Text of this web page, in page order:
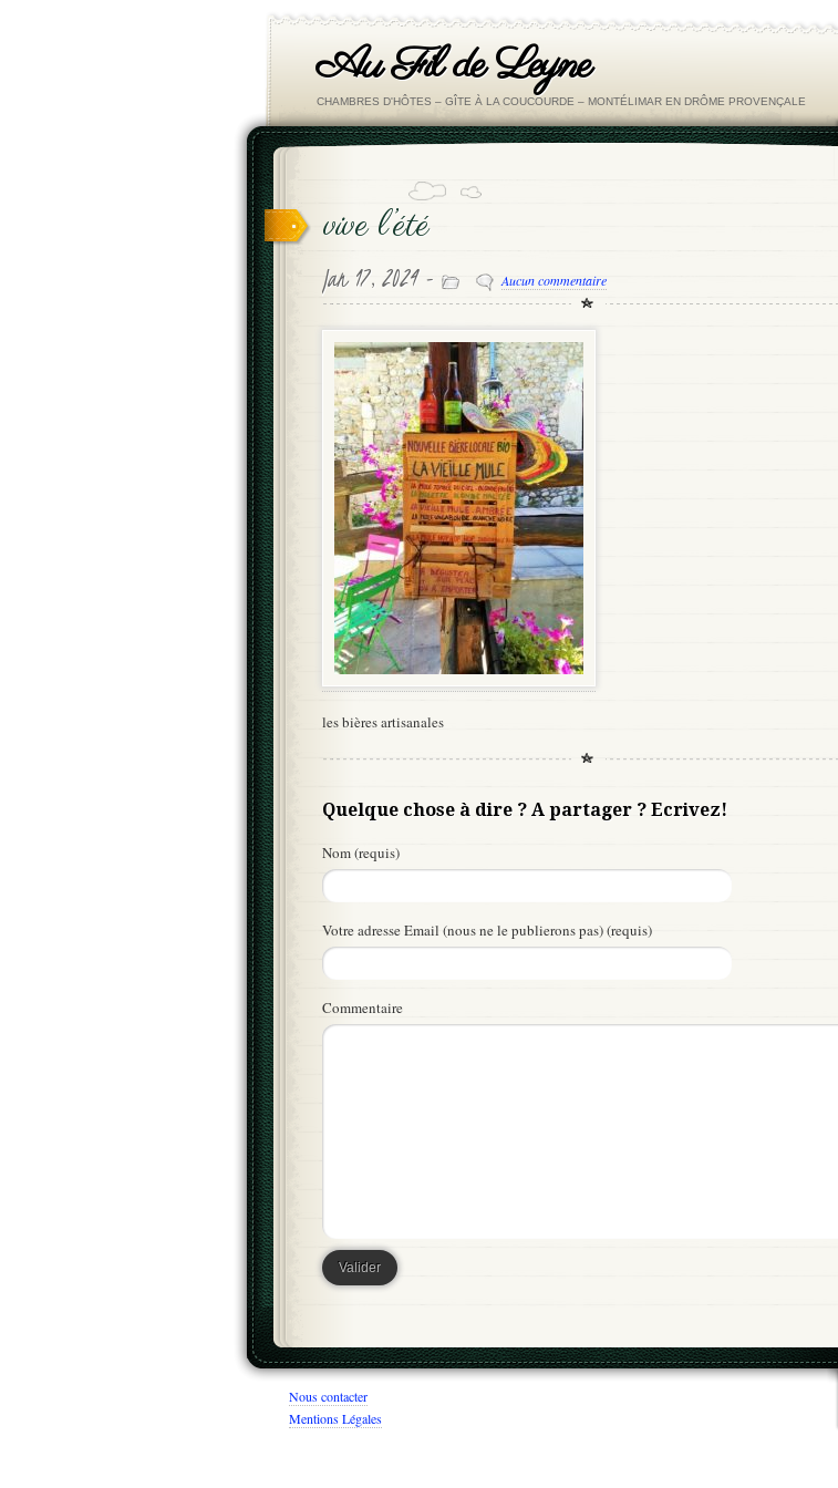
Au Fil de Leyne
CHAMBRES D'HÔTES – GÎTE À LA COUCOURDE – MONTÉLIMAR EN DRÔME PROVENÇALE
vive l’été
Jan 17, 2024 - Aucun commentaire
les bières artisanales
Quelque chose à dire ? A partager ? Ecrivez!
Nom (requis)
Votre adresse Email (nous ne le publierons pas) (requis)
Commentaire
Nous contacter
Mentions Légales